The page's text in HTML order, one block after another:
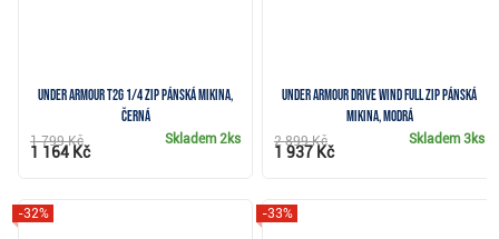
Under Armour T2G 1/4 Zip pánská mikina,
černá
Skladem2ks
1 799 Kč
1 164 Kč
Under Armour Drive Wind Full Zip pánská
mikina, modrá
Skladem3ks
2 899 Kč
1 937 Kč
-32% -33%